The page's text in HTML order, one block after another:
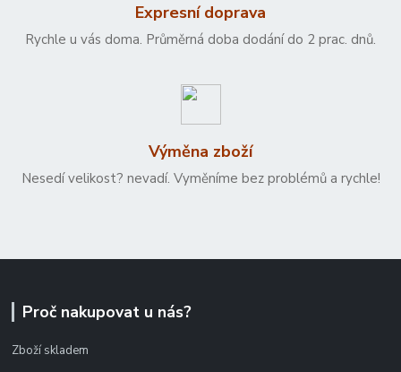
Expresní doprava
Rychle u vás doma. Průměrná doba dodání do 2 prac. dnů.
Výměna zboží
Nesedí velikost? nevadí. Vyměníme bez problémů a rychle!
Proč nakupovat u nás?
Zboží skladem